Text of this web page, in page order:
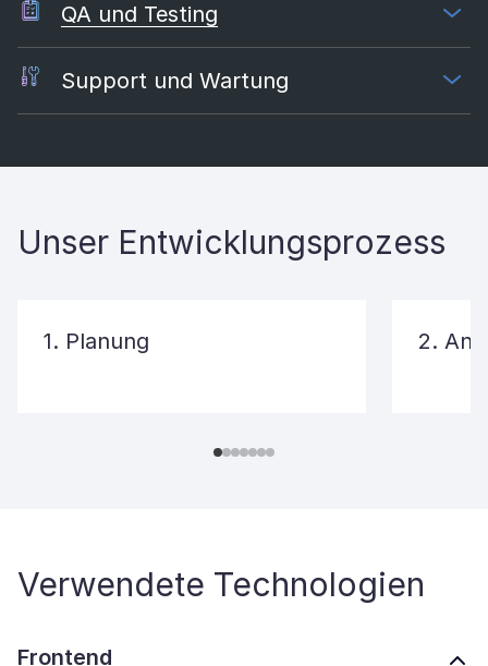
QA und Testing
Support und Wartung
Unser Entwicklungsprozess
1. Planung 2.
Verwendete Technologien
Frontend